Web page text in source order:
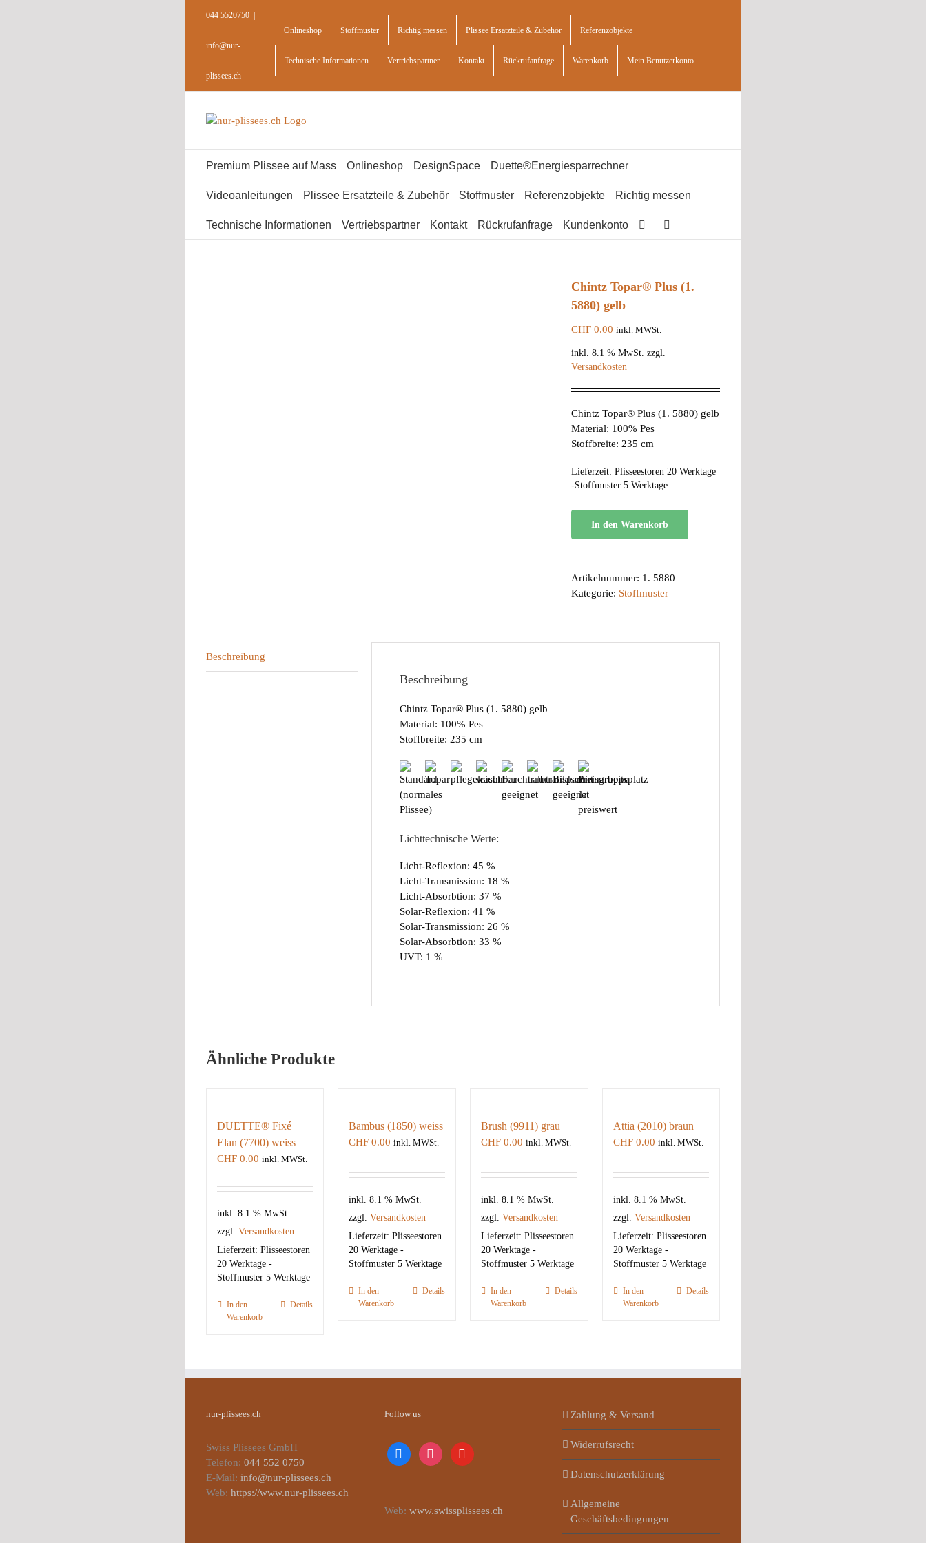
044 5520750
info@nur-
plissees.ch
Onlineshop Stoffmuster Richtig messen Plissee Ersatzteile & Zubehör Referenzobjekte
Technische Informationen Vertriebspartner Kontakt Rückrufanfrage Warenkorb Mein Benutzerkonto
Premium Plissee auf Mass Onlineshop DesignSpace Duette®Energiesparrechner
Videoanleitungen Plissee Ersatzteile & Zubehör Stoffmuster Referenzobjekte Richtig messen
Technische Informationen Vertriebspartner Kontakt Rückrufanfrage Kundenkonto
Chintz Topar® Plus (1.
5880) gelb
CHF0.00 inkl. MWSt.
inkl. 8.1 % MwSt. zzgl.
Versandkosten
Chintz Topar® Plus (1. 5880) gelb
Material: 100% Pes
Stoffbreite: 235 cm
Lieferzeit: Plisseestoren 20 Werktage
-Stoffmuster 5 Werktage
In den Warenkorb
Artikelnummer: 1. 5880
Kategorie: Stoffmuster
Beschreibung
Beschreibung
Chintz Topar® Plus (1. 5880) gelb
Material: 100% Pes
Stoffbreite: 235 cm
Lichttechnische Werte:
Licht-Reflexion: 45 %
Licht-Transmission: 18 %
Licht-Absorbtion: 37 %
Solar-Reflexion: 41 %
Solar-Transmission: 26 %
Solar-Absorbtion: 33 %
UVT: 1 %
Ähnliche Produkte
DUETTE® Fixé
Elan (7700) weiss
CHF0.00 inkl. MWSt.
inkl. 8.1 % MwSt.
zzgl. Versandkosten
Lieferzeit: Plisseestoren
20 Werktage -
Stoffmuster 5 Werktage
In den
Warenkorb
Details
Bambus (1850) weiss
CHF 0.00 inkl. MWSt.
inkl. 8.1 % MwSt.
zzgl.Versandkosten
Lieferzeit:Plisseestoren
20 Werktage -
Stoffmuster 5 Werktage
In den
Warenkorb
Details
Brush (9911) grau
CHF0.00 inkl. MWSt.
inkl. 8.1 % MwSt.
zzgl. Versandkosten
Lieferzeit: Plisseestoren
20 Werktage -
Stoffmuster 5 Werktage
In den
Warenkorb
Details
Attia (2010) braun
CHF0.00 inkl. MWSt.
inkl. 8.1 % MwSt.
zzgl. Versandkosten
Lieferzeit: Plisseestoren
20 Werktage -
Stoffmuster 5 Werktage
In den
Warenkorb
Details
nur-plissees.ch
Swiss Plissees GmbH
Telefon: 044 552 0750
E-Mail: info@nur-plissees.ch
Web: https://www.nur-plissees.ch
Follow us
facebookinstagramyoutube
Web: www.swissplissees.ch
Zahlung & Versand
Widerrufsrecht
Datenschutzerklärung
Allgemeine
Geschäftsbedingungen